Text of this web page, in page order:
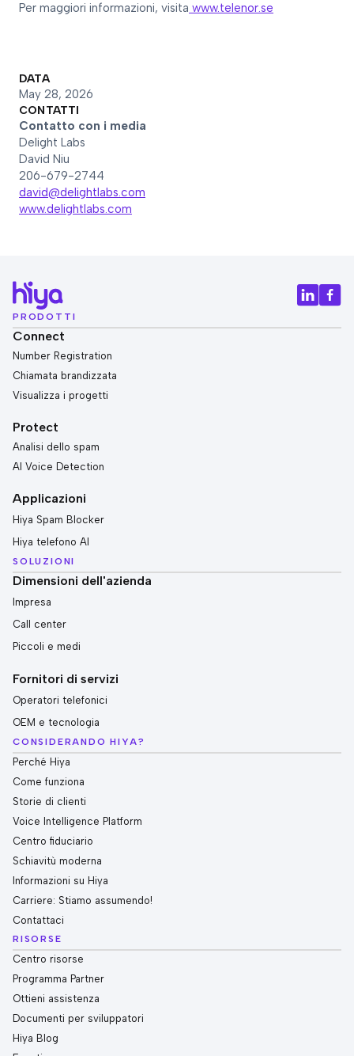
Per maggiori informazioni, visita www.telenor.se
DATA
May 28, 2026
CONTATTI
Contatto con i media
Delight Labs
David Niu
206-679-2744
david@delightlabs.com
www.delightlabs.com
PRODOTTI
Connect
Number Registration
Chiamata brandizzata
Visualizza i progetti
Protect
Analisi dello spam
AI Voice Detection
Applicazioni
Hiya Spam Blocker
Hiya telefono AI
SOLUZIONI
Dimensioni dell'azienda
Impresa
Call center
Piccoli e medi
Fornitori di servizi
Operatori telefonici
OEM e tecnologia
CONSIDERANDO HIYA?
Perché Hiya
Come funziona
Storie di clienti
Voice Intelligence Platform
Centro fiduciario
Schiavitù moderna
Informazioni su Hiya
Carriere: Stiamo assumendo!
Contattaci
RISORSE
Centro risorse
Programma Partner
Ottieni assistenza
Documenti per sviluppatori
Hiya Blog